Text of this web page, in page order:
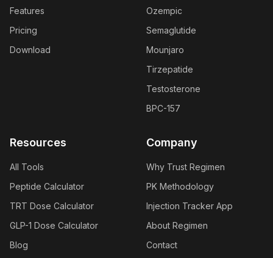
Features
Pricing
Download
Ozempic
Semaglutide
Mounjaro
Tirzepatide
Testosterone
BPC-157
Resources
All Tools
Peptide Calculator
TRT Dose Calculator
GLP-1 Dose Calculator
Blog
Company
Why Trust Regimen
PK Methodology
Injection Tracker App
About Regimen
Contact